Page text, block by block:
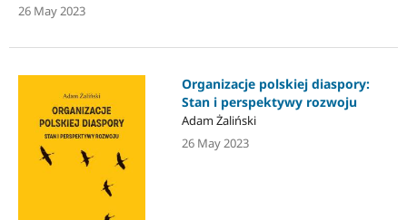
26 May 2023
Organizacje polskiej diaspory:
Stan i perspektywy rozwoju
Adam Żaliński
26 May 2023